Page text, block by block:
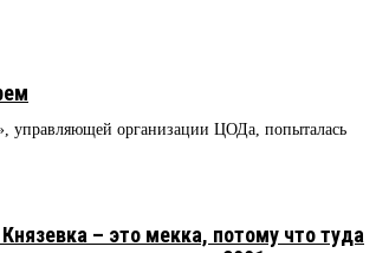
управляющей организации ЦОДа, попыталась
– это мекка, потому что туда